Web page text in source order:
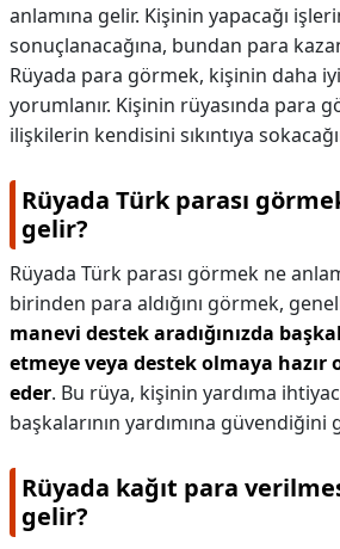
anlamına gelir. Kişinin yapacağı
sonuçlanacağına, bundan para
Rüyada para görmek, kişinin daha
yorumlanır. Kişinin rüyasında para
ilişkilerin kendisini sıkıntıya
Rüyada Türk parası
gelir?
Rüyada Türk parası görmek ne
birinden para aldığını görmek,
manevi destek aradığınızda
etmeye veya destek olmaya
eder. Bu rüya, kişinin yardıma
başkalarının yardımına güvendiğini
Rüyada kağıt para
gelir?